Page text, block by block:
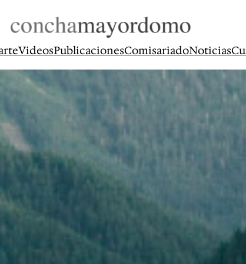
VideosPublicacionesComisariadoNoticias